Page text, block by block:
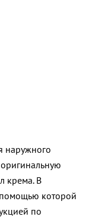
наружного
крема. В
помощью которой
по